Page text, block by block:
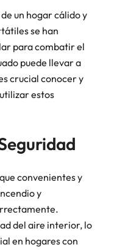
un hogar cálido y
se han
para combatir el
puede llevar a
crucial conocer y
estos
convenientes y
y
del aire interior, lo
en hogares con